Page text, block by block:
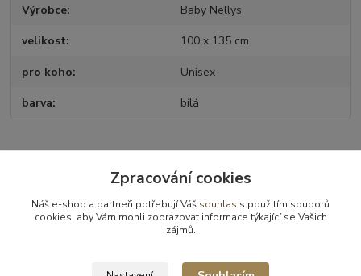
Výrobce Baby Nellys
velikost 100 x 135 cm
pro koho Unisex
barva bílá
Zboží zařazeno v kategoriích
Postýlky - příslušenství
Povlečení
Zpracování cookies
Náš e-shop a partneři potřebují Váš souhlas s použitím souborů
cookies, aby Vám mohli zobrazovat informace týkající se Vašich
zájmů.